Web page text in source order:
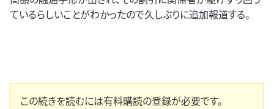
ているらしいことがわかったので久しぶりに追加報道する。
この続きを読むには有料購読の登録が必要です。